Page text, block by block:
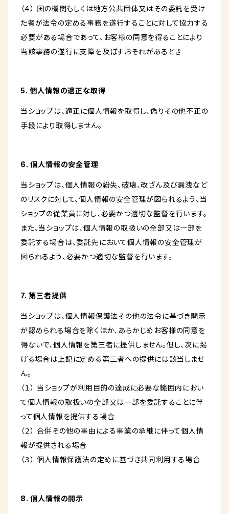
（４） 国の機関もしくは地方公共団体又はその委託を受け
た者が法令の定める事務を遂行することに対して協力する
必要がある場合であって、お客様の同意を得ることにより
当該事務の遂行に支障を及ぼすおそれがあるとき
5. 個人情報の適正な取得
当ショップは、適正に個人情報を取得し、偽りその他不正の
手段により取得しません。
6. 個人情報の安全管理
当ショップは、個人情報の紛失、破壊、改ざん及び漏洩など
のリスクに対して、個人情報の安全管理が図られるよう、当
ショップの従業員に対し、必要かつ適切な監督を行います。
また、当ショップは、個人情報の取扱いの全部又は一部を
委託する場合は、委託先において個人情報の安全管理が
図られるよう、必要かつ適切な監督を行います。
7. 第三者提供
当ショップは、個人情報保護法その他の法令に基づき開示
が認められる場合を除くほか、あらかじめお客様の同意を
得ないで、個人情報を第三者に提供しません。但し、次に掲
げる場合は上記に定める第三者への提供には該当しませ
ん。
（１） 当ショップが利用目的の達成に必要な範囲内におい
て個人情報の取扱いの全部又は一部を委託することに伴
って個人情報を提供する場合
（２） 合併その他の事由による事業の承継に伴って個人情
報が提供される場合
（３） 個人情報保護法の定めに基づき共同利用する場合
8. 個人情報の開示